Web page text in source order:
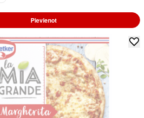
Pievienot